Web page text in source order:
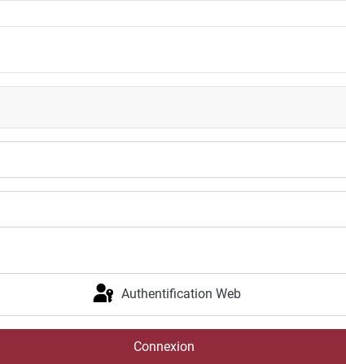
Authentification Web
Connexion